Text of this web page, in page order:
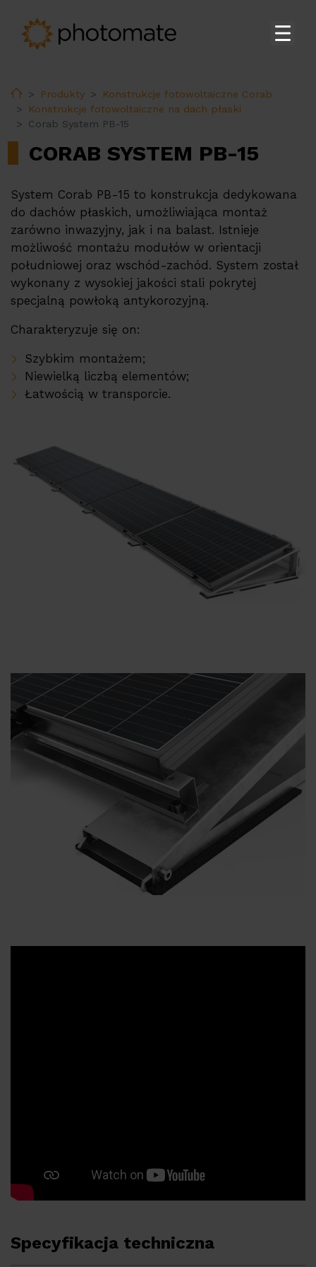
HomeProdukty
Konstrukcje fotowoltaiczne Corab
Konstrukcje fotowoltaiczne na dach płaski
Corab System PB-15
CORAB SYSTEM PB-15
System Corab PB-15 to konstrukcja dedykowana
do dachów płaskich, umożliwiająca montaż
zarówno inwazyjny, jak i na balast. Istnieje
możliwość montażu modułów w orientacji
południowej oraz wschód-zachód. System został
wykonany z wysokiej jakości stali pokrytej
specjalną powłoką antykorozyjną.
Charakteryzuje się on:
Szybkim montażem;
Niewielką liczbą elementów;
Łatwością w transporcie.
Specyfikacja techniczna
Produkty
Falowniki Fusionsolar do zastosowań domowych
Falowniki Huawei do zastosowań komercyjnych i
Magazyny energii Huawei
Stacja transformatorowa Huawei
Akcesoria Huawei
Ładowarki do pojazdów elektrycznych Huawei
Ładowarki do pojazdów elektrycznych
Ekoenergetyka
PV constructions
Pompy ciepła ERA
Referencje
EMS
Wsparcie techniczne
Baza produktów
Kontakt